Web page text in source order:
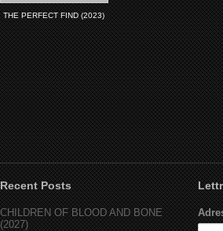
THE PERFECT FIND (2023)
Recent Posts
CHILDREN OF BLOOD AND BONE
(2027)